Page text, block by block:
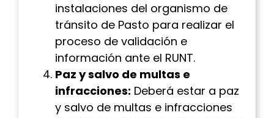
instalaciones del organismo de
tránsito de Pasto para realizar el
proceso de validación e
información ante el RUNT.
Paz y salvo de multas e
infracciones: Deberá estar a paz
y salvo de multas e infracciones